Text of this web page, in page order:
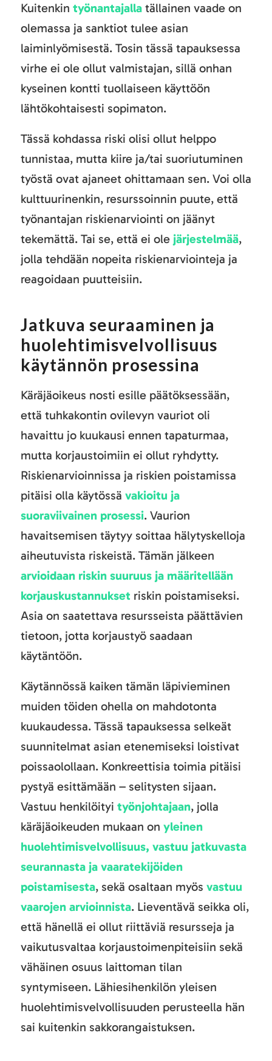
Kuitenkin työnantajallatällainen vaade on
olemassa ja sanktiot tulee asian
laiminlyömisestä. Tosin tässä tapauksessa
virhe ei ole ollut valmistajan, sillä onhan
kyseinen kontti tuollaiseen käyttöön
lähtökohtaisesti sopimaton.
Tässä kohdassa riski olisi ollut helppo
tunnistaa, mutta kiire ja/tai suoriutuminen
työstä ovat ajaneet ohittamaan sen. Voi olla
kulttuurinenkin, resurssoinnin puute, että
työnantajan riskienarviointi on jäänyt
tekemättä. Tai se, että ei ole järjestelmää,
jolla tehdään nopeita riskienarviointeja ja
reagoidaan puutteisiin.
Jatkuva seuraaminen ja
huolehtimisvelvollisuus
käytännön prosessina
Käräjäoikeus nosti esille päätöksessään,
että tuhkakontin ovilevyn vauriot oli
havaittu jo kuukausi ennen tapaturmaa,
mutta korjaustoimiin ei ollut ryhdytty.
Riskienarvioinnissa ja riskien poistamissa
pitäisi olla käytössä vakioitu ja
suoraviivainen prosessi. Vaurion
havaitsemisen täytyy soittaa hälytyskelloja
aiheutuvista riskeistä. Tämän jälkeen
arvioidaan riskin suuruus ja määritellään
korjauskustannukset riskin poistamiseksi.
Asia on saatettava resursseista päättävien
tietoon, jotta korjaustyö saadaan
käytäntöön.
Käytännössä kaiken tämän läpivieminen
muiden töiden ohella on mahdotonta
kuukaudessa. Tässä tapauksessa selkeät
suunnitelmat asian etenemiseksi loistivat
poissaolollaan. Konkreettisia toimia pitäisi
pystyä esittämään – selitysten sijaan.
Vastuu henkilöityi työnjohtajaan, jolla
käräjäoikeuden mukaan on yleinen
huolehtimisvelvollisuus, vastuu jatkuvasta
seurannasta ja vaaratekijöiden
poistamisesta, sekä osaltaan myös vastuu
vaarojen arvioinnista. Lieventävä seikka oli,
että hänellä ei ollut riittäviä resursseja ja
vaikutusvaltaa korjaustoimenpiteisiin sekä
vähäinen osuus laittoman tilan
syntymiseen. Lähiesihenkilön yleisen
huolehtimisvelvollisuuden perusteella hän
sai kuitenkin sakkorangaistuksen.